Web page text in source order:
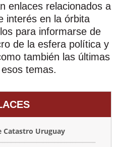
enlaces relacionados a
interés en la órbita
para informarse de
de la esfera política y
también las últimas
temas.
Catastro Uruguay